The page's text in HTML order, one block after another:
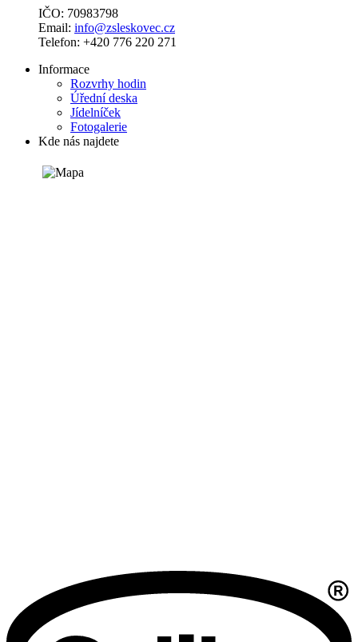
IČO: 70983798
Email: info@zsleskovec.cz
Telefon: +420 776 220 271
Informace
Rozvrhy hodin
Úřední deska
Jídelníček
Fotogalerie
Kde nás najdete